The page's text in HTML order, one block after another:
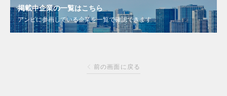
掲載中企業の一覧はこちら
アンビに参画している企業を一覧で確認できます
前の画面に戻る